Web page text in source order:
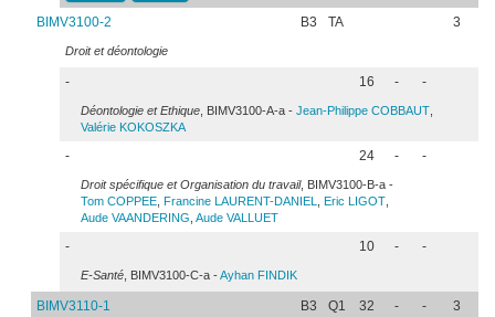
BIMV3100-2 B3 TA 3
Droit et déontologie
- 16 - -
Déontologie et Ethique , BIMV3100-A-a - Jean-Philippe COBBAUT
Valérie KOKOSZKA
- 24 - -
Droit spécifique et Organisation du travail, BIMV3100-B-a -
Tom COPPEE Francine LAURENT-DANIEL Eric LIGOT
Aude VAANDERING Aude VALLUET
- 10 - -
E-Santé , BIMV3100-C-a -Ayhan FINDIK
BIMV3110-1 B3 Q1 32 - - 3